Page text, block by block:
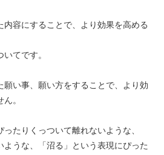
容にすることで、より効果を高める
てです。
願い事、願い方をすることで、より効
。
たりくっついて離れないような、
うな、「沼る」という表現にぴった